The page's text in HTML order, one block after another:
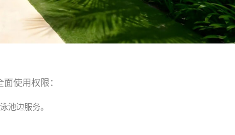
使用权限：
池边服务。